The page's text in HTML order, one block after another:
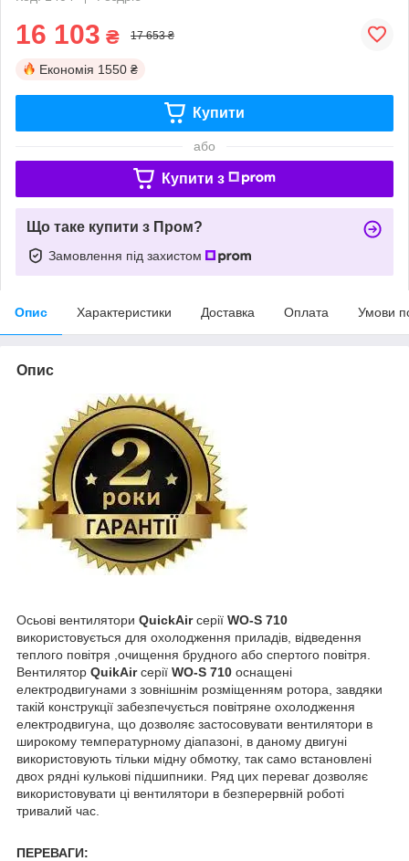
16 103 ₴ 17 653 ₴
Економія 1550 ₴
Купити
або
Купити з
Що таке купити з Пром?
Замовлення під захистом
Опис Характеристики Доставка Оплата Умови
Опис
Осьові вентилятори QuickAirсерії WO-S 710
використовується для охолодження приладів, відведення
теплого повітря ,очищення брудного або спертого повітря.
Вентилятор QuikAirсерії WO-S 710 оснащені
електродвигунами з зовнішнім розміщенням ротора, завдяки
такій конструкції забезпечується повітряне охолодження
електродвигуна, що дозволяє застосовувати вентилятори в
широкому температурному діапазоні, в даному двигуні
використовують тільки мідну обмотку, так само встановлені
двох рядні кулькові підшипники. Ряд цих переваг дозволяє
використовувати ці вентилятори в безперервній роботі
тривалий час.
ПЕРЕВАГИ: